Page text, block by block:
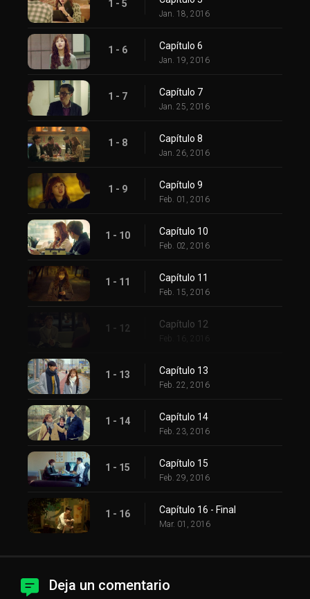
1 - 5
Jan. 18, 2016
1 - 6 Capítulo 6
Jan. 19, 2016
1 - 7 Capítulo 7
Jan. 25, 2016
1 - 8 Capítulo 8
Jan. 26, 2016
1 - 9 Capítulo 9
Feb. 01, 2016
1 - 10 Capítulo 10
Feb. 02, 2016
1 - 11 Capítulo 11
Feb. 15, 2016
1 - 12 Capítulo 12
Feb. 16, 2016
1 - 13 Capítulo 13
Feb. 22, 2016
1 - 14 Capítulo 14
Feb. 23, 2016
1 - 15 Capítulo 15
Feb. 29, 2016
1 - 16 Capítulo 16 - Final
Mar. 01, 2016
Deja un comentario